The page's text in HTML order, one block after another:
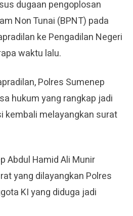
dugaan pengoplosan
Non Tunai (BPNT) pada
ke Pengadilan Negeri
waktu lalu.
Polres Sumenep
hukum yang rangkap jadi
kembali melayangkan surat
Abdul Hamid Ali Munir
yang dilayangkan Polres
KI yang diduga jadi